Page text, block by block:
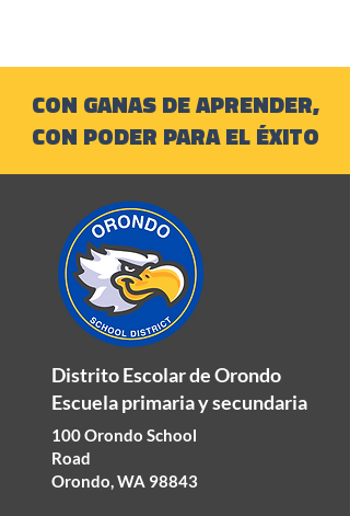
CON GANAS DE APRENDER,
CON PODER PARA EL ÉXITO
Distrito Escolar de Orondo
Escuela primaria y secundaria
100 Orondo School
Road
Orondo, WA 98843